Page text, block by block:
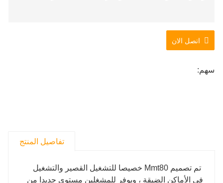
اتصل الان
سهم:
تفاصيل المنتج
تم تصميم Mmt80 خصيصا للتشغيل القصير والتشغيل
في الأماكن الضيقة ، ويوفر للمشغلين مستوى جديدا من